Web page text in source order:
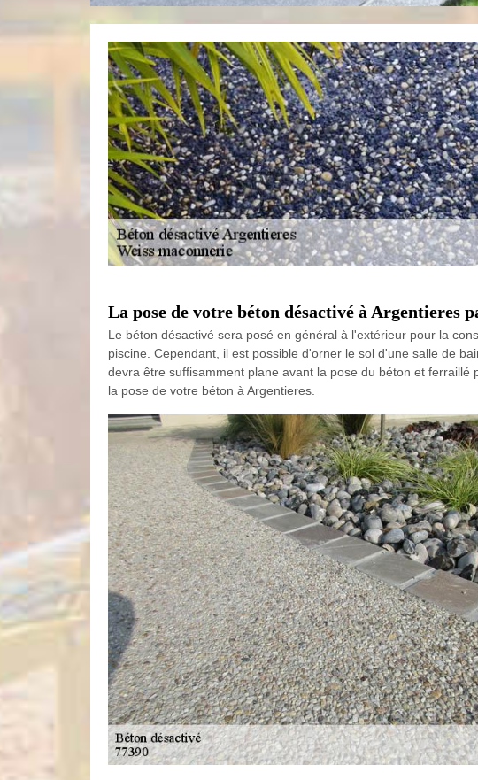
La pose de votre béton désactivé à Argentieres
Le béton désactivé sera posé en général à l'extérieur pour la
piscine. Cependant, il est possible d'orner le sol d'une salle de
devra être suffisamment plane avant la pose du béton et
la pose de votre béton à Argentieres.